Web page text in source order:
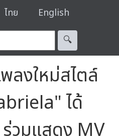
ไทย English
🔍︎
ลงใหม่สไตล์
ได้
วมแสดง MV